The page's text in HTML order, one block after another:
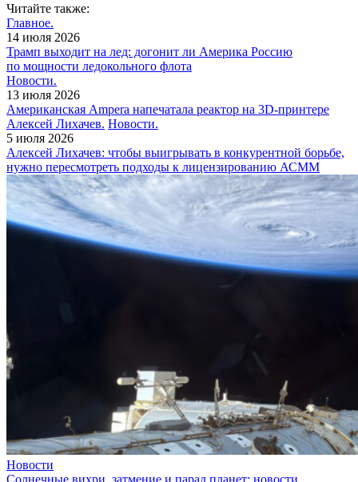
Читайте также:
Главное.
14 июля 2026
Трамп выходит на лед: догонит ли Америка Россию
по мощности ледокольного флота
Новости.
13 июля 2026
Американская Ampera напечатала реактор на 3D-принтере
Алексей Лихачев. Новости.
5 июля 2026
Алексей Лихачев: чтобы выигрывать в конкурентной борьбе,
нужно пересмотреть подходы к лицензированию АСММ
Новости